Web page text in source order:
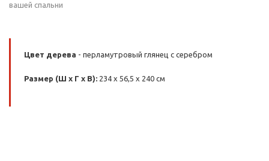
вашей спальни
Цвет дерева - перламутровый глянец с серебром
Размер (Ш x Г x В): 234 x 56,5 x 240 см